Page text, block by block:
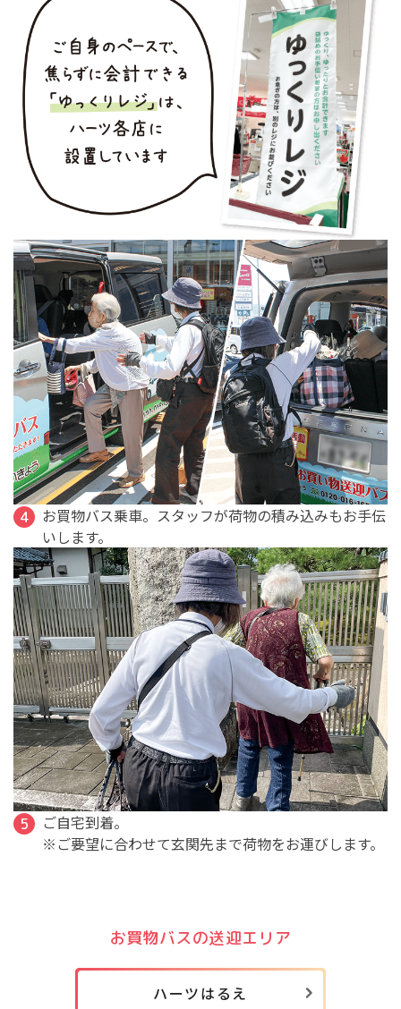
お買物バス乗車。スタッフが荷物の積み込みもお手伝
いします。
ご自宅到着。
※ご要望に合わせて玄関先まで荷物をお運びします。
お買物バスの送迎エリア
ハーツはるえ